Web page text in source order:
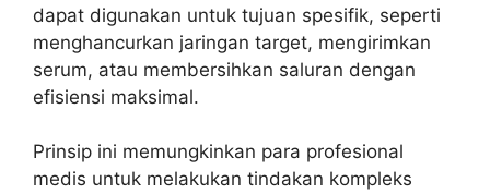
dapat digunakan untuk tujuan spesifik, seperti
menghancurkan jaringan target, mengirimkan
serum, atau membersihkan saluran dengan
efisiensi maksimal.
Prinsip ini memungkinkan para profesional
medis untuk melakukan tindakan kompleks